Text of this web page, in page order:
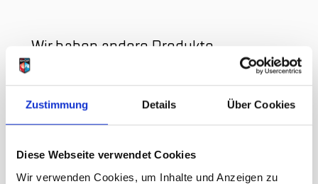
Zustimmung Details Über Cookies
Diese Webseite verwendet Cookies
Wir verwenden Cookies, um Inhalte und Anzeigen zu
Clicken, um das Karussell zu überspringen
Wir haben andere Produkte
könnten!